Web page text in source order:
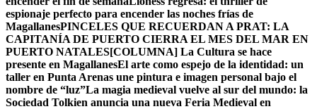
espionaje perfecto para encender las noches frías de
MagallanesPINCELES QUE RECUERDAN A PRAT: LA
CAPITANÍA DE PUERTO CIERRA EL MES DEL MAR EN
PUERTO NATALES[COLUMNA] La Cultura se hace
presente en MagallanesEl arte como espejo de la identidad: un
taller en Punta Arenas une pintura e imagen personal bajo el
nombre de “luz”La magia medieval vuelve al sur del mundo: la
Sociedad Tolkien anuncia una nueva Feria Medieval en